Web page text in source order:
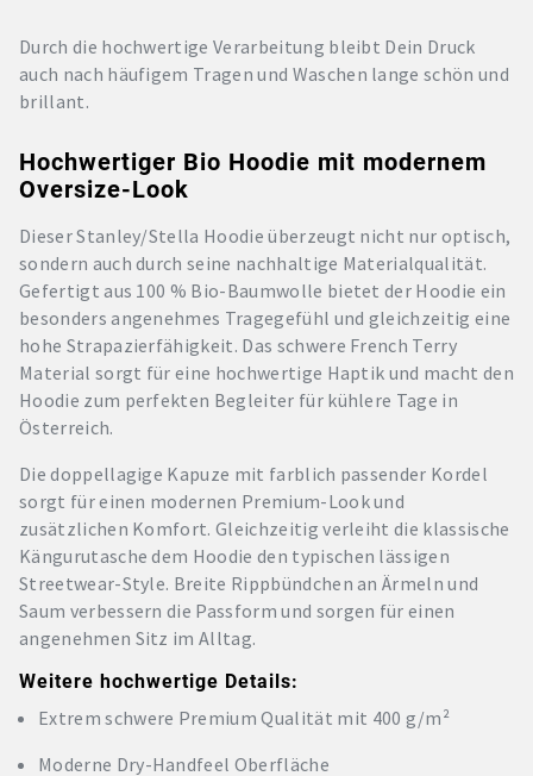
Durch die hochwertige Verarbeitung bleibt Dein Druck
auch nach häufigem Tragen und Waschen lange schön und
brillant.
Hochwertiger Bio Hoodie mit modernem
Oversize-Look
Dieser Stanley/Stella Hoodie überzeugt nicht nur optisch,
sondern auch durch seine nachhaltige Materialqualität.
Gefertigt aus 100 % Bio-Baumwolle bietet der Hoodie ein
besonders angenehmes Tragegefühl und gleichzeitig eine
hohe Strapazierfähigkeit. Das schwere French Terry
Material sorgt für eine hochwertige Haptik und macht den
Hoodie zum perfekten Begleiter für kühlere Tage in
Österreich.
Die doppellagige Kapuze mit farblich passender Kordel
sorgt für einen modernen Premium-Look und
zusätzlichen Komfort. Gleichzeitig verleiht die klassische
Kängurutasche dem Hoodie den typischen lässigen
Streetwear-Style. Breite Rippbündchen an Ärmeln und
Saum verbessern die Passform und sorgen für einen
angenehmen Sitz im Alltag.
Weitere hochwertige Details:
Extrem schwere Premium Qualität mit 400 g/m²
Moderne Dry-Handfeel Oberfläche